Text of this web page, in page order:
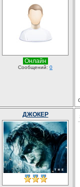
Онлайн
Сообщений: 0
ДЖОКЕР